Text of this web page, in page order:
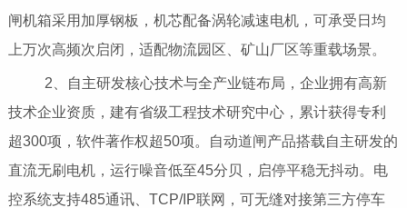
闸机箱采用加厚钢板，机芯配备涡轮减速电机，可承受日均
上万次高频次启闭，适配物流园区、矿山厂区等重载场景。
2、自主研发核心技术与全产业链布局，企业拥有高新
技术企业资质，建有省级工程技术研究中心，累计获得专利
超300项，软件著作权超50项。自动道闸产品搭载自主研发的
直流无刷电机，运行噪音低至45分贝，启停平稳无抖动。电
控系统支持485通讯、TCP/IP联网，可无缝对接第三方停车